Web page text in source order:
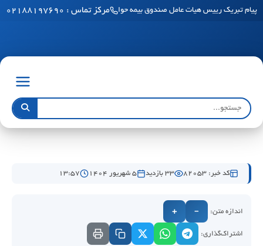
پیام تبریک رییس هیات عامل صندوق بیمه حوادث طبیعی ساختمان به مناسبت فرا
مرکز تماس : ۰۲۱۸۸۱۹۷۶۹۰
کد خبر: 82053 33 بازدید ۵ شهریور ۱۴۰۴ ۱۳:۵۷
اندازه متن: −
+
اشتراک‌گذاری: